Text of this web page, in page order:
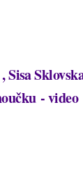
, Sisa
- video